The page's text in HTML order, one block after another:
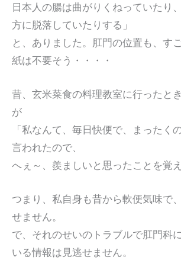
日本人の腸は曲がりくねっていたり
方に脱落していたりする」
と、ありました。肛門の位置も、す
紙は不要そう・・・・
昔、玄米菜食の料理教室に行ったと
が
「私なんて、毎日快便で、まったく
言われたので、
へぇ～、羨ましいと思ったことを覚
つまり、私自身も昔から軟便気味で
せません。
で、それのせいのトラブルで肛門科
いる情報は見逃せません。